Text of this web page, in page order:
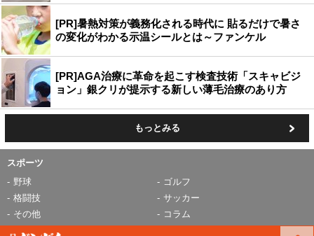
[PR]暑熱対策が義務化される時代に 貼るだけで暑さ
の変化がわかる示温シールとは～ファンケル
[PR]AGA治療に革命を起こす検査技術「スキャビジ
ョン」銀クリが提示する新しい薄毛治療のあり方
もっとみる
スポーツ
野球
ゴルフ
格闘技
サッカー
その他
コラム